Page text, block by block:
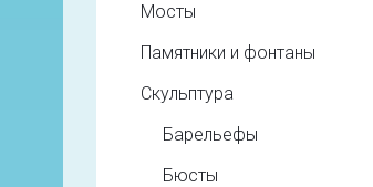
Мосты
Памятники и фонтаны
Скульптура
Барельефы
Бюсты